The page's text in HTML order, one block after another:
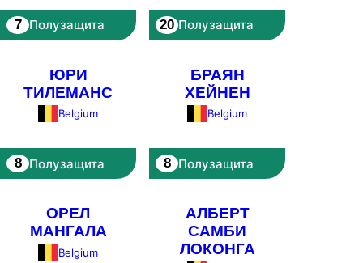
7 Полузащита 20 Полузащита
ЮРИ
ТИЛЕМАНС
Belgium
8 Полузащита
БРАЯН
ХЕЙНЕН
Belgium
8 Полузащита
ОРЕЛ
МАНГАЛА
Belgium
АЛБЕРТ
САМБИ
ЛОКОНГА